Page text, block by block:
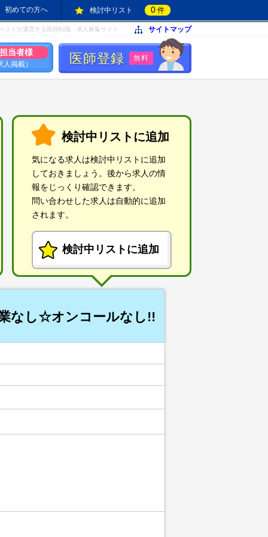
初めての方へ 検討中リスト 0 件
ストが運営する医師転職・求人募集サイト サイトマップ
当者様
掲載） 医師登録 無料
検討中リストに追加
気になる求人は検討中リストに追加
しておきましょう。後から求人の情
報をじっくり確認できます。
問い合わせした求人は自動的に追加
されます。
検討中リストに追加
なし☆オンコールなし!!